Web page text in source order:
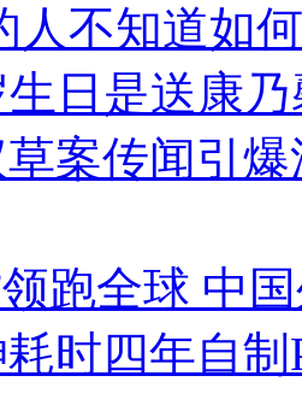
人不知道如
日是送康
案传闻引
跑全球 中
时四年自制